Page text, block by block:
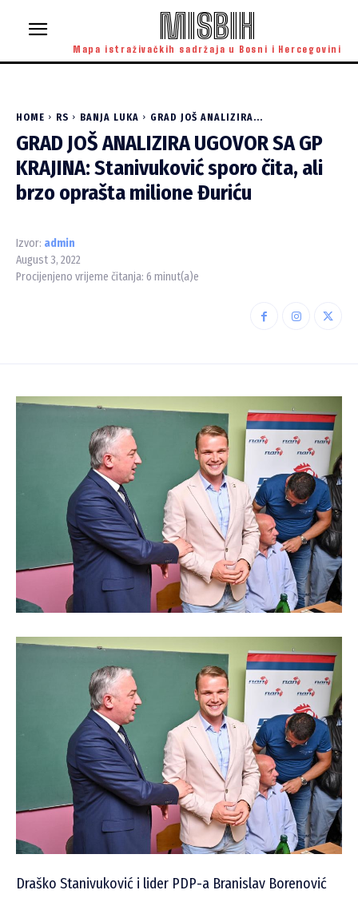
MISBIH
Mapa istraživačkih sadržaja u Bosni i Hercegovini
HOME RS BANJA LUKA GRAD JOŠ ANALIZIRA...
GRAD JOŠ ANALIZIRA UGOVOR SA GP
KRAJINA: Stanivuković sporo čita, ali
brzo oprašta milione Đuriću
Izvor: admin
August 3, 2022
Procijenjeno vrijeme čitanja: 6 minut(a)e
Draško Stanivuković i lider PDP-a Branislav Borenović